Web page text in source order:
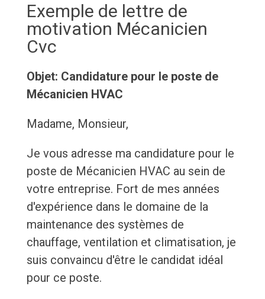
Exemple de lettre de
motivation Mécanicien
Cvc
Objet: Candidature pour le poste de
Mécanicien HVAC
Madame, Monsieur,
Je vous adresse ma candidature pour le
poste de Mécanicien HVAC au sein de
votre entreprise. Fort de mes années
d'expérience dans le domaine de la
maintenance des systèmes de
chauffage, ventilation et climatisation, je
suis convaincu d'être le candidat idéal
pour ce poste.